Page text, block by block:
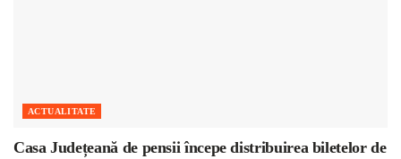
ACTUALITATE
Casa Județeană de pensii începe distribuirea biletelor de